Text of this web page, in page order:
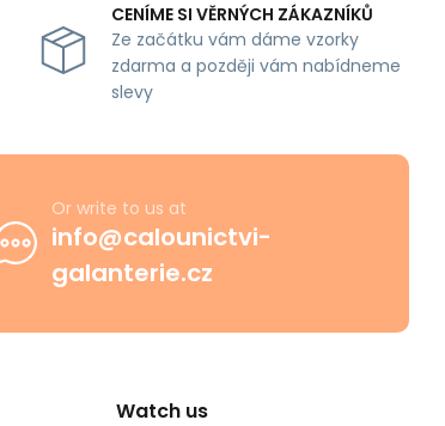
CENÍME SI VĚRNÝCH ZÁKAZNÍKŮ
Ze začátku vám dáme vzorky
zdarma a později vám nabídneme
slevy
Or write to us at
info@calounictvi-
galanterie.cz
Watch us